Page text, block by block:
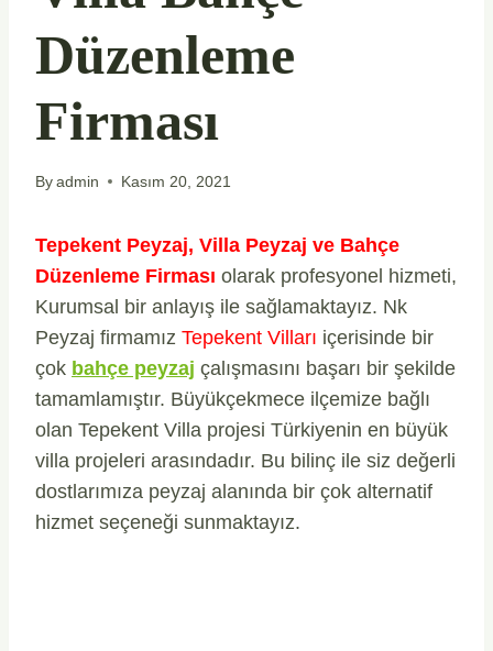
Düzenleme
Firması
Byadmin Kasım 20, 2021
Tepekent Peyzaj, Villa Peyzaj ve Bahçe
Düzenleme Firması olarak profesyonel hizmeti,
Kurumsal bir anlayış ile sağlamaktayız. Nk
Peyzaj firmamız Tepekent Vilları içerisinde bir
çok bahçe peyzaj çalışmasını başarı bir şekilde
tamamlamıştır. Büyükçekmece ilçemize bağlı
olan Tepekent Villa projesi Türkiyenin en büyük
villa projeleri arasındadır. Bu bilinç ile siz değerli
dostlarımıza peyzaj alanında bir çok alternatif
hizmet seçeneği sunmaktayız.